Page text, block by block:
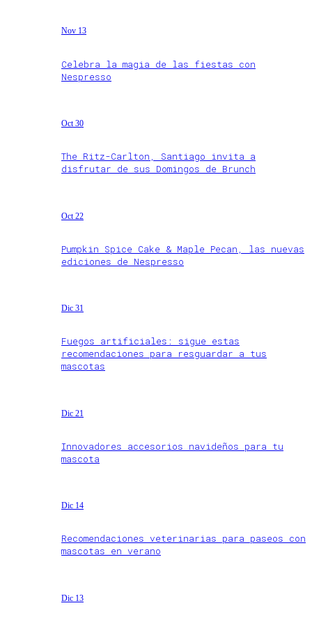
Nov 13
Celebra la magia de las fiestas con
Nespresso
Oct 30
The Ritz-Carlton, Santiago invita a
disfrutar de sus Domingos de Brunch
Oct 22
Pumpkin Spice Cake & Maple Pecan, las nuevas
ediciones de Nespresso
Dic 31
Fuegos artificiales: sigue estas
recomendaciones para resguardar a tus
mascotas
Dic 21
Innovadores accesorios navideños para tu
mascota
Dic 14
Recomendaciones veterinarias para paseos con
mascotas en verano
Dic 13